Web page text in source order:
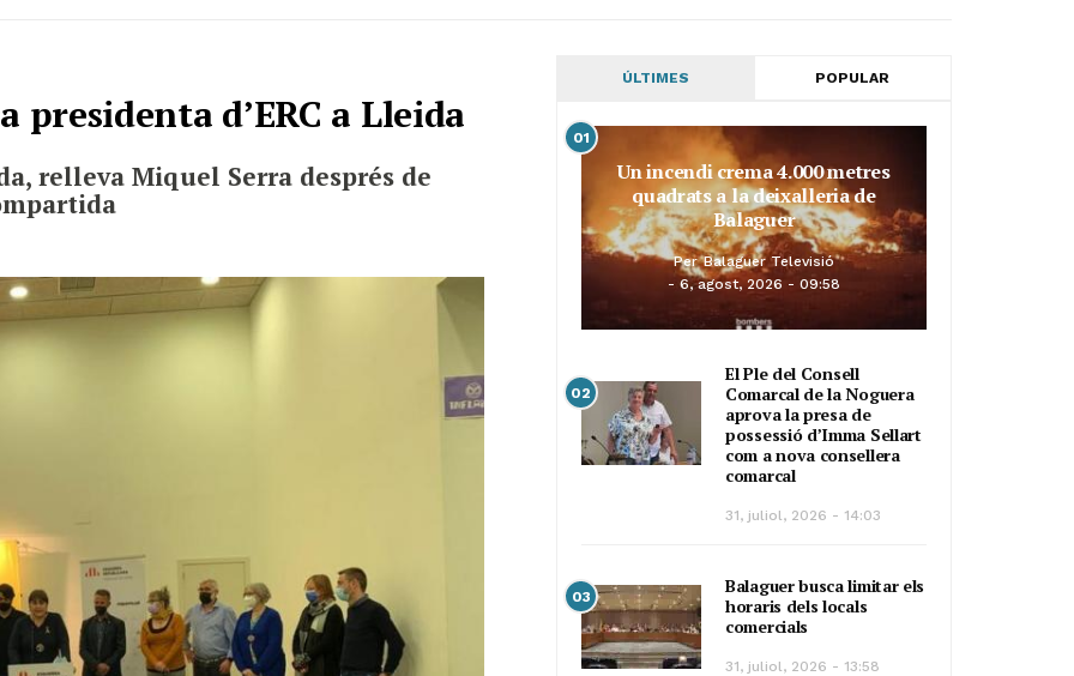
d’ERC a Lleida
relleva Miquel Serra després de
ÚLTIMES POPULAR
01
Un incendi crema 4.000 metres
quadrats a la deixalleria de
Balaguer
Per Balaguer Televisió
6, agost, 2026 - 09:58
02
El Ple del Consell
Comarcal de la Noguera
aprova la presa de
possessió d’Imma Sellart
com a nova consellera
comarcal
31, juliol, 2026 - 14:03
03
Balaguer busca limitar els
horaris dels locals
comercials
31, juliol, 2026 - 13:58